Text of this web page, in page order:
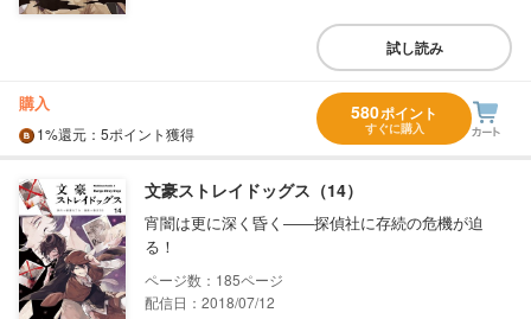
試し読み
購入
1%還元 ：5ポイント獲得
580ポイント
すぐに購入
文豪ストレイドッグス（14）
宵闇は更に深く昏く――探偵社に存続の危機が迫
る！
185
配信日：2018/07/12